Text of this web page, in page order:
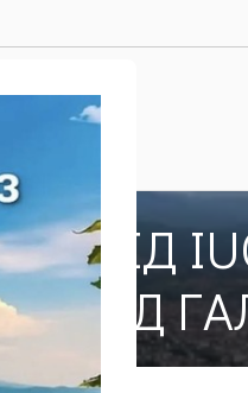
ОД